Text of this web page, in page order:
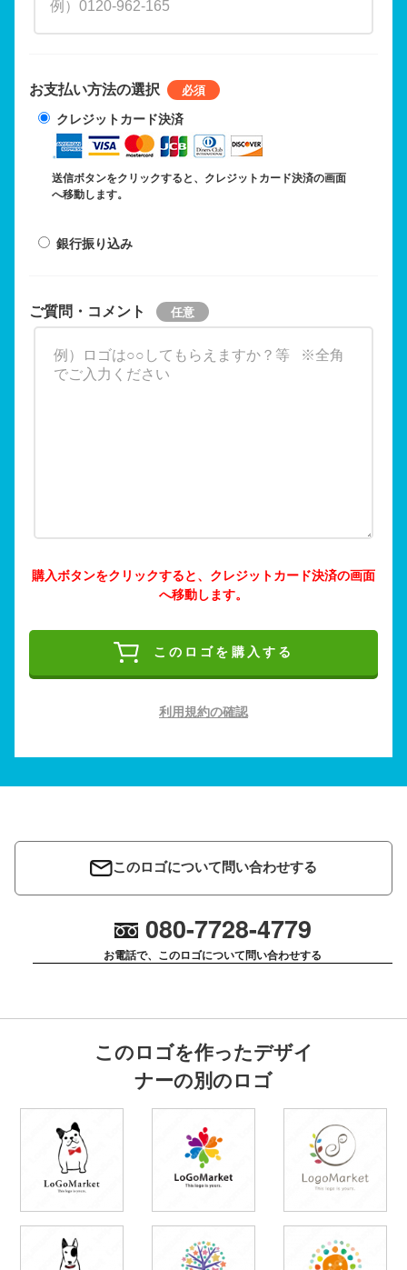
お支払い方法の選択
クレジットカード決済
送信ボタンをクリックすると、クレジットカード決済の画面
へ移動します。
銀行振り込み
ご質問・コメント
購入ボタンをクリックすると、クレジットカード決済の画面
へ移動します。
このロゴを購入する
利用規約の確認
このロゴについて問い合わせする
080-7728-4779
お電話で、このロゴについて問い合わせする
このロゴを作ったデザイ
ナーの別のロゴ